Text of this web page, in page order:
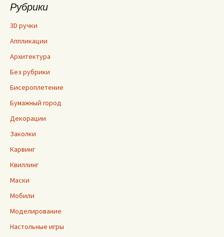
Рубрики
3D ручки
Аппликации
Архитектура
Без рубрики
Бисероплетение
Бумажный город
Декорации
Заколки
Карвинг
Квиллинг
Маски
Мобили
Моделирование
Настольные игры